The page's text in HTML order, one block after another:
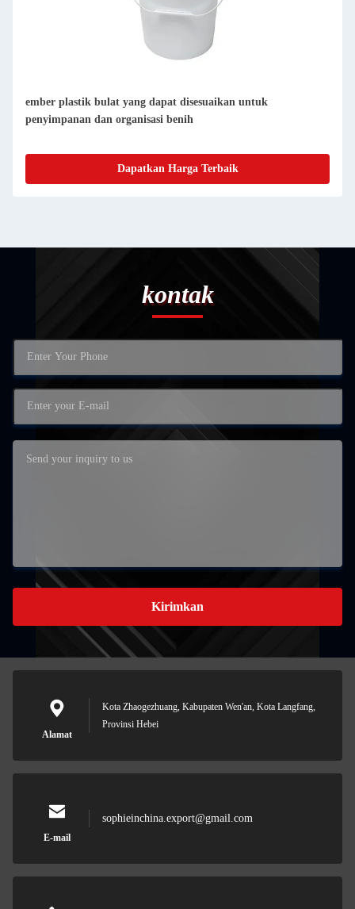
ember plastik bulat yang dapat disesuaikan untuk
penyimpanan dan organisasi benih
Dapatkan Harga Terbaik
kontak
Kirimkan
Alamat
Kota Zhaogezhuang, Kabupaten Wen'an, Kota Langfang,
Provinsi Hebei
E-mail
sophieinchina.export@gmail.com